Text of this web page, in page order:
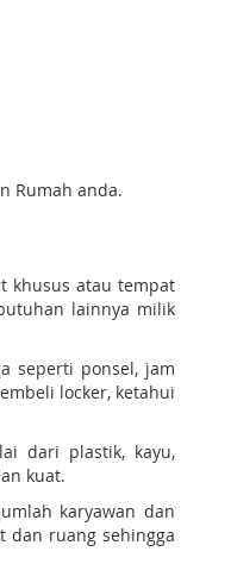
Rumah anda.
khusus atau tempat
lainnya milik
seperti ponsel, jam
locker, ketahui
dari plastik, kayu,
kuat.
karyawan dan
dan ruang sehingga